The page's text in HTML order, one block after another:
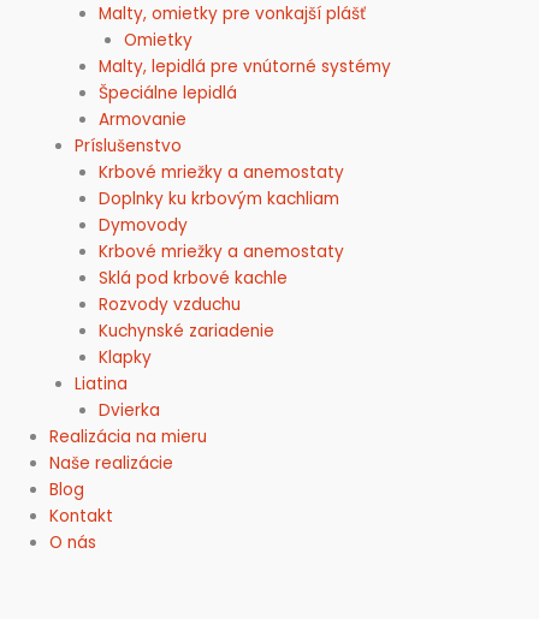
Malty, omietky pre vonkajší plášť
Omietky
Malty, lepidlá pre vnútorné systémy
Špeciálne lepidlá
Armovanie
Príslušenstvo
Krbové mriežky a anemostaty
Doplnky ku krbovým kachliam
Dymovody
Krbové mriežky a anemostaty
Sklá pod krbové kachle
Rozvody vzduchu
Kuchynské zariadenie
Klapky
Liatina
Dvierka
Realizácia na mieru
Naše realizácie
Blog
Kontakt
O nás